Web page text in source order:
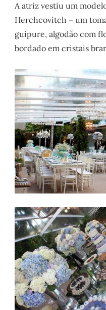
A atriz vestiu um
Herchcovitch – um
guipure, algodão com
bordado em cristais